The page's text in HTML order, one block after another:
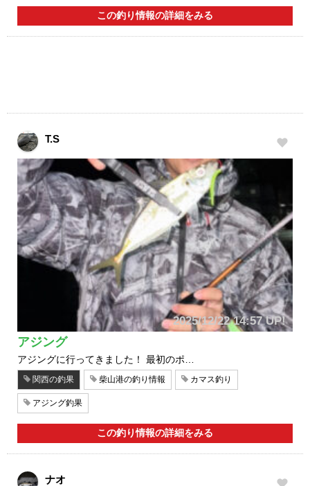
この釣り情報の詳細をみる
T.S
2025/12/22 14:57 UP!
アジング
アジングに行ってきました！ 最初のポ…
関西の釣果 柴山港の釣り情報 カマス釣り
アジング釣果
この釣り情報の詳細をみる
ナオ